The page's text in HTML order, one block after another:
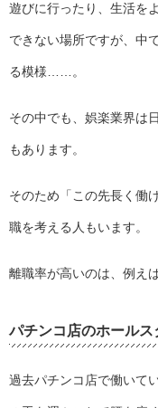
遊びに行ったり、生活を
できない場所ですが、中
る模様……。
その中でも、娯楽業界は
もあります。
そのため「この先長く働
職を考える人もいます。
離職率が高いのは、例え
パチンコ店のホールス
過去パチンコ店で働いて